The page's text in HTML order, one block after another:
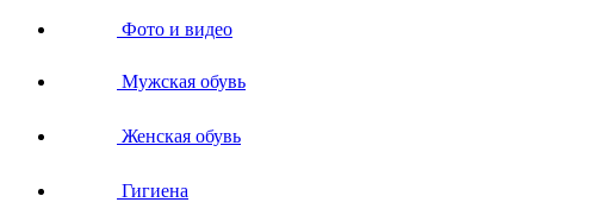
Фото и видео
Мужская обувь
Женская обувь
Гигиена